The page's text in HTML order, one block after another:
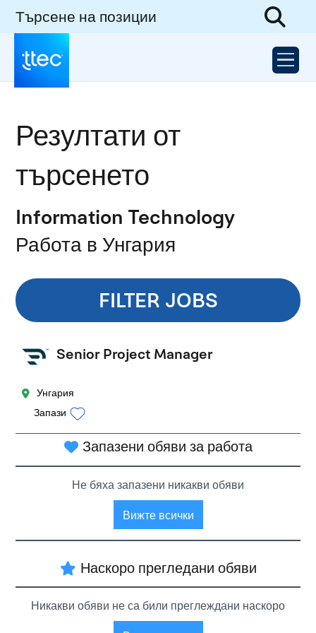
Търсене на позиции
Резултати от
търсенето
Information Technology
Работа в Унгария
FILTER JOBS
Senior Project Manager
Унгария
Запази
Запазени обяви за работа
Не бяха запазени никакви обяви
Вижте всички
Наскоро прегледани обяви
Никакви обяви не са били преглеждани наскоро